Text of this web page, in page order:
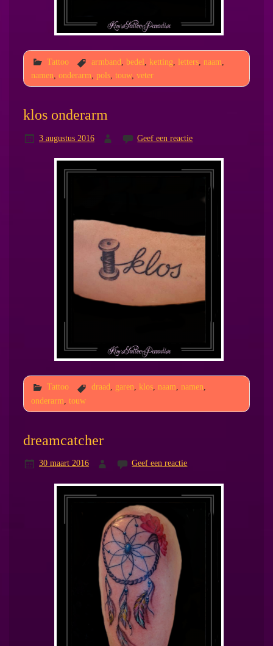
Tattoo armband bedel ketting letters, naam
namen, onderarm, pols, touw, veter
klos onderarm
3 augustus 2016 Geef een reactie
Tattoo draad, garen, klos, naam, namen,
onderarm touw
dreamcatcher
30 maart 2016 Geef een reactie